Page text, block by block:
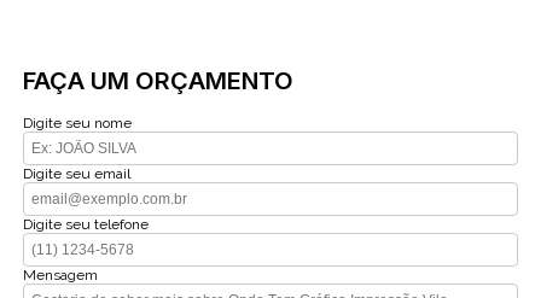
FAÇA UM ORÇAMENTO
Digite seu nome
Digite seu email
Digite seu telefone
Mensagem